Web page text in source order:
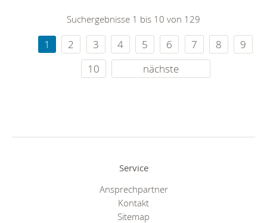
Suchergebnisse 1 bis 10 von 129
1 2 3 4 5 6 7 8
9
10
nächste
Service
Ansprechpartner
Kontakt
Sitemap